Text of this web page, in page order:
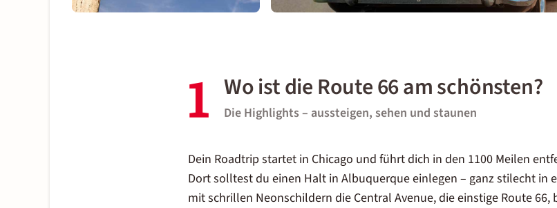
1 Wo ist die Route 66 am schönsten?
Die Highlights – aussteigen, sehen und staunen
Dein Roadtrip startet in Chicago und führt dich in den 1100 Meilen
Dort solltest du einen Halt in Albuquerque einlegen – ganz stilecht in
mit schrillen Neonschildern die Central Avenue, die einstige Route 66,